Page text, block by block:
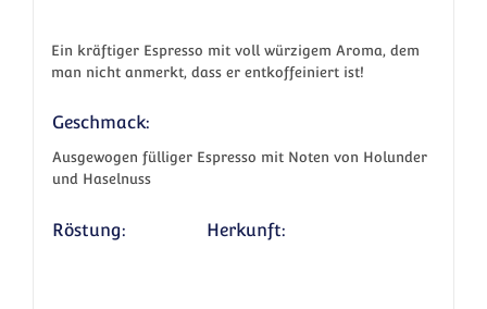
Ein kräftiger Espresso mit voll würzigem Aroma, dem
man nicht anmerkt, dass er entkoffeiniert ist!
Geschmack:
Ausgewogen fülliger Espresso mit Noten von Holunder
und Haselnuss
Röstung: Herkunft: